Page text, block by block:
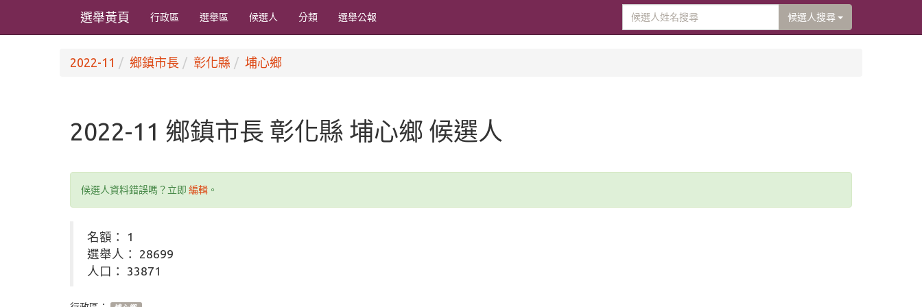
選舉黃頁 行政區 選舉區 候選人 分類 選舉公報 候選人搜尋
2022-11 鄉鎮市長 彰化縣 埔心鄉
2022-11 鄉鎮市長 彰化縣 埔心鄉 候選人
候選人資料錯誤嗎？立即 編輯 。
名額： 1
選舉人： 28699
人口： 33871